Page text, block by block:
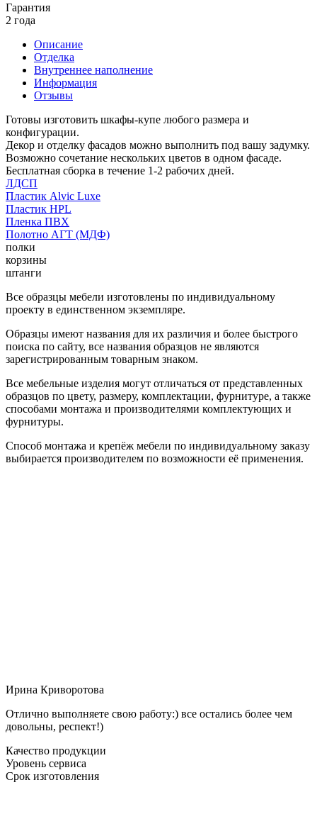
Гарантия
2 года
Описание
Отделка
Внутреннее наполнение
Информация
Отзывы
Готовы изготовить шкафы-купе любого размера и
конфигурации.
Декор и отделку фасадов можно выполнить под вашу задумку.
Возможно сочетание нескольких цветов в одном фасаде.
Бесплатная сборка в течение 1-2 рабочих дней.
ЛДСП
Пластик Alvic Luxe
Пластик HPL
Пленка ПВХ
Полотно АГТ (МДФ)
полки
корзины
штанги
Все образцы мебели изготовлены по индивидуальному
проекту в единственном экземпляре.
Образцы имеют названия для их различия и более быстрого
поиска по сайту, все названия образцов не являются
зарегистрированным товарным знаком.
Все мебельные изделия могут отличаться от представленных
образцов по цвету, размеру, комплектации, фурнитуре, а также
способами монтажа и производителями комплектующих и
фурнитуры.
Способ монтажа и крепёж мебели по индивидуальному заказу
выбирается производителем по возможности её применения.
Ирина Криворотова
Отлично выполняете свою работу:) все остались более чем
довольны, респект!)
Качество продукции
Уровень сервиса
Срок изготовления